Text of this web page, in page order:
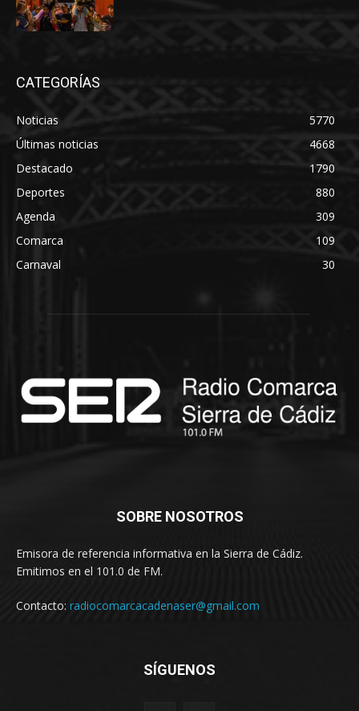
CATEGORÍAS
Noticias
5770
Últimas noticias
4668
Destacado
1790
Deportes
880
Agenda
309
Comarca
109
Carnaval
30
SOBRE NOSOTROS
Emisora de referencia informativa en la Sierra de Cádiz.
Emitimos en el 101.0 de FM.
Contacto: radiocomarcacadenaser@gmail.com
SÍGUENOS